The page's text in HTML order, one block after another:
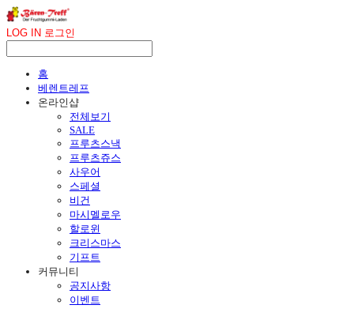
LOG IN 로그인
홈
베렌트레프
온라인샵
전체보기
SALE
프루츠스낵
프루츠쥬스
사우어
스페셜
비건
마시멜로우
할로윈
크리스마스
기프트
커뮤니티
공지사항
이벤트